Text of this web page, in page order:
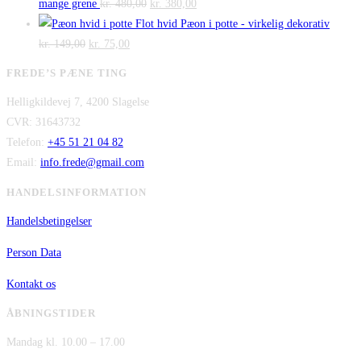
pris
var:
kr. 2.995,00.
pris
er:
mange grene kr.480,00 Den
oprindelige
kr. 380,00
aktuelle
Flot hvid Pæon i potte - virkelig dekorativ
kr.149,00 Den
var:
kr. 75,00
er:
FREDE’S PÆNE TING
Helligkildevej 7, 4200 Slagelse
CVR: 31643732
Telefon: +45 51 21 04 82
Email: info.frede@gmail.com
HANDELSINFORMATION
Handelsbetingelser
Person Data
Kontakt os
ÅBNINGSTIDER
Mandag kl. 10.00 – 17.00